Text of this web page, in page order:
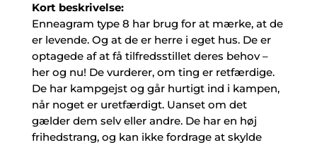
Kort beskrivelse:
Enneagram type 8 har brug for at mærke, at de
er levende. Og at de er herre i eget hus. De er
optagede af at få tilfredsstillet deres behov –
her og nu! De vurderer, om ting er retfærdige.
De har kampgejst og går hurtigt ind i kampen,
når noget er uretfærdigt. Uanset om det
gælder dem selv eller andre. De har en høj
frihedstrang, og kan ikke fordrage at skylde